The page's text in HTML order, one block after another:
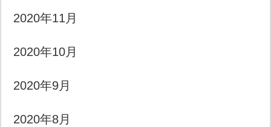
2020年11月
2020年10月
2020年9月
2020年8月